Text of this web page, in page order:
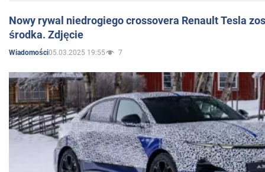
Nowy rywal niedrogiego crossovera Renault Tesla
środka. Zdjęcie
Wiadomości05.03.2025 19:55 7